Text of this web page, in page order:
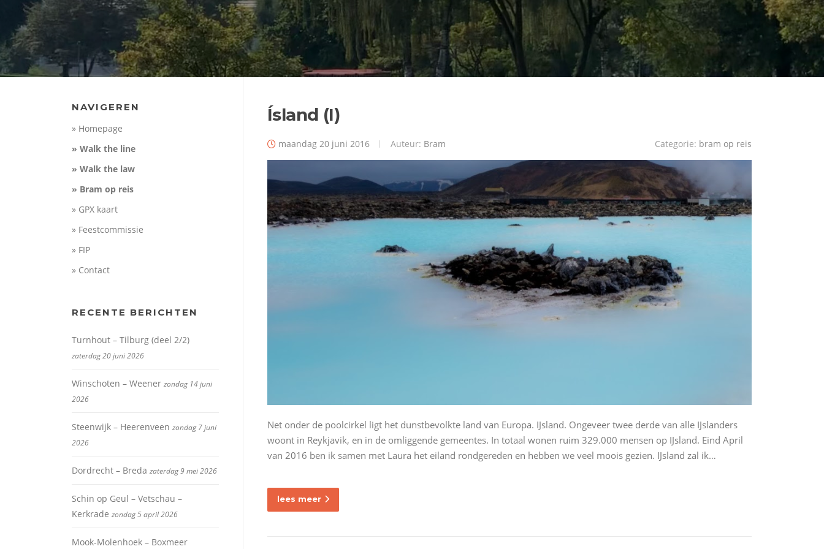
Ísland (I)
maandag 20 juni 2016 Auteur: Bram Categorie: bram op reis
Net onder de poolcirkel ligt het dunstbevolkte land van Europa. IJsland. Ongeveer twee derde van alle IJslanders
woont in Reykjavik, en in de omliggende gemeentes. In totaal wonen ruim 329.000 mensen op IJsland. Eind April
van 2016 ben ik samen met Laura het eiland rondgereden en hebben we veel moois gezien. IJsland zal ik…
lees meer
NAVIGEREN
» Homepage
» Walk the line
» Walk the law
» Bram op reis
» GPX kaart
» Feestcommissie
» FIP
» Contact
RECENTE BERICHTEN
Turnhout – Tilburg (deel 2/2)
zaterdag 20 juni 2026
Winschoten – Weener zondag 14 juni
2026
Steenwijk – Heerenveen zondag 7 juni
2026
Dordrecht – Breda zaterdag 9 mei 2026
Schin op Geul – Vetschau –
Kerkrade zondag 5 april 2026
Mook-Molenhoek – Boxmeer